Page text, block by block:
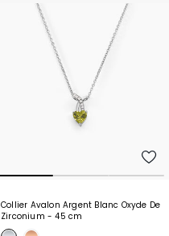
Collier Avalon Argent Blanc Oxyde De
Zirconium- 45 cm